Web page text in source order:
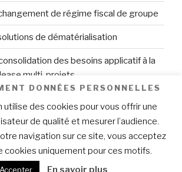
de régime fiscal de groupe
de dématérialisation
des besoins applicatif à la
multi-projets
par WordPress
DONNÉES PERSONNELLES
utilise des cookies pour vous offrir une
de qualité et mesurer l’audience.
navigation sur ce site, vous acceptez
cookies uniquement pour ces motifs.
Accepter En savoir plus